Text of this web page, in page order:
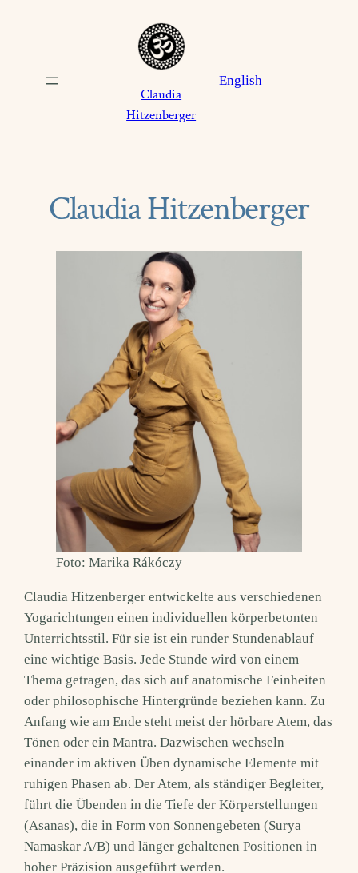
Claudia
Hitzenberger
English
Claudia Hitzenberger
Foto: Marika Rákóczy
Claudia Hitzenberger entwickelte aus verschiedenen
Yogarichtungen einen individuellen körperbetonten
Unterrichtsstil. Für sie ist ein runder Stundenablauf
eine wichtige Basis. Jede Stunde wird von einem
Thema getragen, das sich auf anatomische Feinheiten
oder philosophische Hintergründe beziehen kann. Zu
Anfang wie am Ende steht meist der hörbare Atem, das
Tönen oder ein Mantra. Dazwischen wechseln
einander im aktiven Üben dynamische Elemente mit
ruhigen Phasen ab. Der Atem, als ständiger Begleiter,
führt die Übenden in die Tiefe der Körperstellungen
(Asanas), die in Form von Sonnengebeten (Surya
Namaskar A/B) und länger gehaltenen Positionen in
hoher Präzision ausgeführt werden.